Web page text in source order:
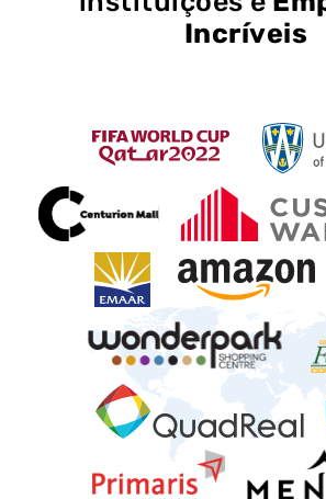
Incríveis